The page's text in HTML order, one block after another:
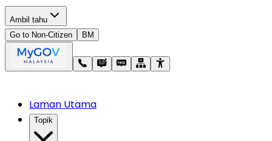
Ambil tahu
Go to Non-Citizen
BM
Laman Utama
Topik